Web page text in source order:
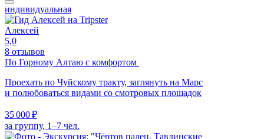
индивидуальная
Алексей
5,0
8 отзывов
По Горному Алтаю с комфортом
Проехать по Чуйскому тракту, заглянуть на Марс
и полюбоваться видами со смотровых площадок
35 000 ₽
за группу, 1–7 чел.